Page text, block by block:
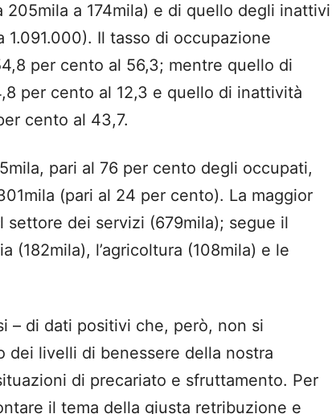
a 174mila) e di quello degli inattivi
1.091.000). Il tasso di occupazione
per cento al 56,3; mentre quello di
per cento al 12,3 e quello di inattività
cento al 43,7.
pari al 76 per cento degli occupati,
(pari al 24 per cento). La maggior
dei servizi (679mila); segue il
(182mila), l’agricoltura (108mila) e le
– di dati positivi che, però, non si
dei livelli di benessere della nostra
di precariato e sfruttamento. Per
il tema della giusta retribuzione e